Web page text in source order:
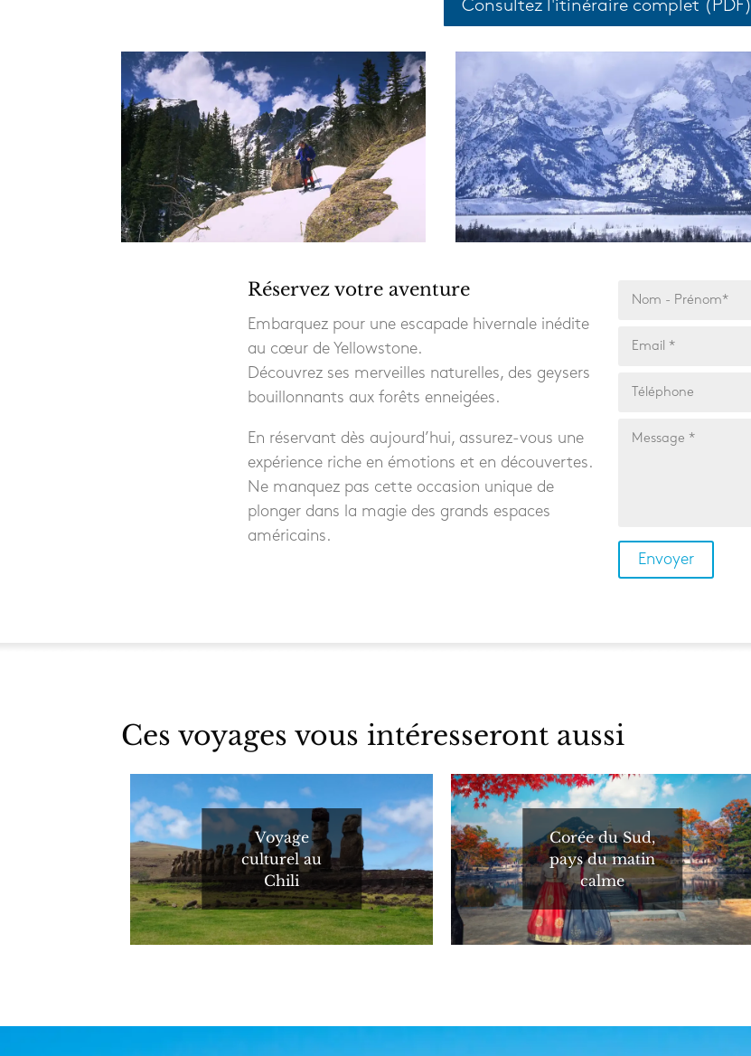
Consultez l'itinéraire complet (PDF)
Réservez votre aventure
Embarquez pour une escapade hivernale inédite
au cœur de Yellowstone.
Découvrez ses merveilles naturelles, des geysers
bouillonnants aux forêts enneigées.
En réservant dès aujourd’hui, assurez-vous une
expérience riche en émotions et en découvertes.
Ne manquez pas cette occasion unique de
plonger dans la magie des grands espaces
américains.
Ces voyages vous intéresseront aussi
Voyage
culturel au
Chili
Corée du Sud,
pays du matin
calme